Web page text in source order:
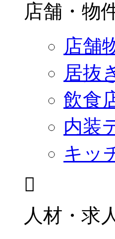
店舗・物
店舗
居抜
飲食
内装
キッ
人材・求